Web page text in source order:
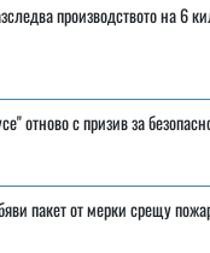
производството на 6
отново с призив за
пакет от мерки срещу